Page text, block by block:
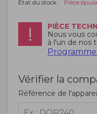
État du stock : Pièce
PIÈCE
Nous vous
à l'un de nos
Vérifier la
Référence de